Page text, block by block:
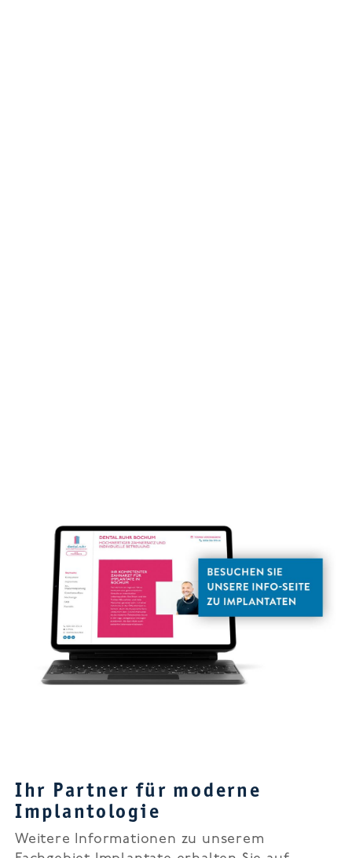
Ihr Partner für moderne
Implantologie
Weitere Informationen zu unserem